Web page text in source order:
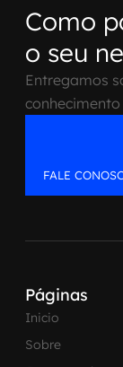
Como
o seu
Entregamos
FALE
Páginas
Inicio
Sobre